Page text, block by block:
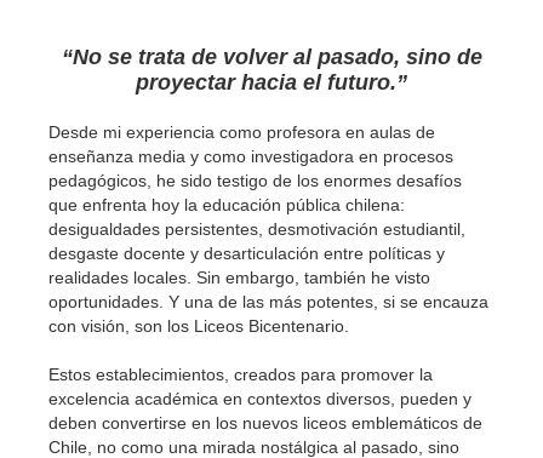
“No se trata de volver al pasado, sino de
proyectar hacia el futuro.”
Desde mi experiencia como profesora en aulas de
enseñanza media y como investigadora en procesos
pedagógicos, he sido testigo de los enormes desafíos
que enfrenta hoy la educación pública chilena:
desigualdades persistentes, desmotivación estudiantil,
desgaste docente y desarticulación entre políticas y
realidades locales. Sin embargo, también he visto
oportunidades. Y una de las más potentes, si se encauza
con visión, son los Liceos Bicentenario.
Estos establecimientos, creados para promover la
excelencia académica en contextos diversos, pueden y
deben convertirse en los nuevos liceos emblemáticos de
Chile, no como una mirada nostálgica al pasado, sino